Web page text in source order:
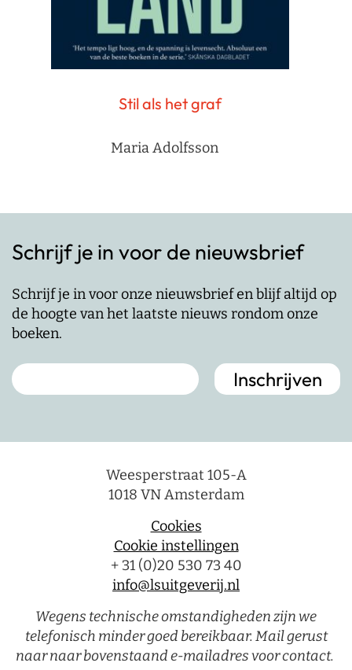
Stil als het graf
Maria Adolfsson
Schrijf je in voor de nieuwsbrief
Schrijf je in voor onze nieuwsbrief en blijf altijd op
de hoogte van het laatste nieuws rondom onze
boeken.
Weesperstraat 105-A
1018 VN Amsterdam
Cookies
Cookie instellingen
+ 31 (0)20 530 73 40
info@lsuitgeverij.nl
Wegens technische omstandigheden zijn we
telefonisch minder goed bereikbaar. Mail gerust
naar naar bovenstaand e-mailadres voor contact.